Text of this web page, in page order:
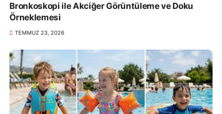
Bronkoskopi ile Akciğer Görüntüleme ve Doku
Örneklemesi
TEMMUZ 23, 2026